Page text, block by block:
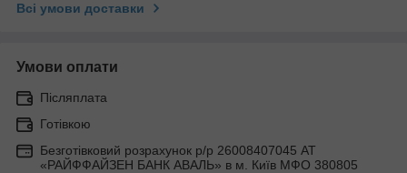
Всі умови доставки
Умови оплати
Післяплата
Готівкою
Безготівковий розрахунок р/р 26008407045 АТ
«РАЙФФАЙЗЕН БАНК АВАЛЬ» в м. Київ МФО 380805